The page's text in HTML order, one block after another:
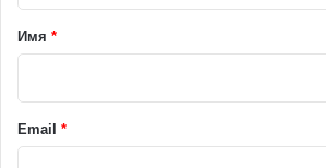
а
р
й
Имя *
Email *